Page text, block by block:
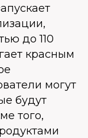
до 110
красным
могут
будут
того,